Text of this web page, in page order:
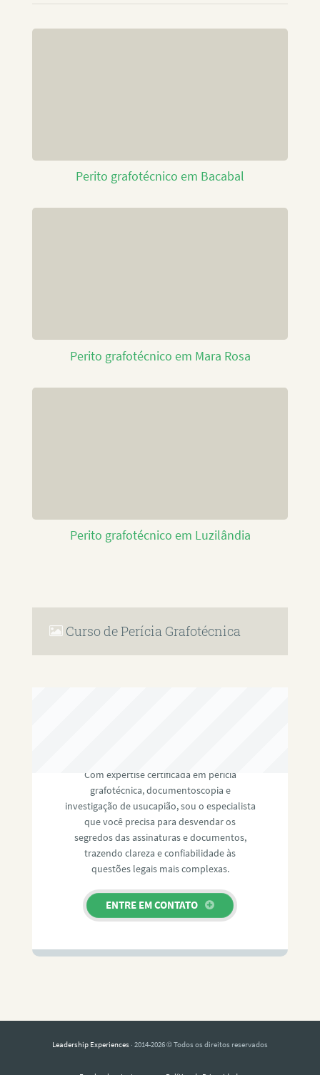
Perito grafotécnico em Bacabal
Perito grafotécnico em Mara Rosa
Perito grafotécnico em Luzilândia
Curso de Perícia Grafotécnica
Com expertise certificada em perícia
grafotécnica, documentoscopia e
investigação de usucapião, sou o especialista
que você precisa para desvendar os
segredos das assinaturas e documentos,
trazendo clareza e confiabilidade às
questões legais mais complexas.
ENTRE EM CONTATO
Leadership Experiences · 2014-2026 © Todos os direitos reservados